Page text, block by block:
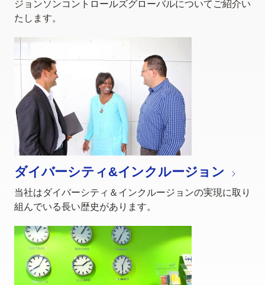
ジョンソンコントロールズグローバルについてご紹介い
たします。
ダイバーシティ&インクルージョン
当社はダイバーシティ＆インクルージョンの実現に取り
組んでいる長い歴史があります。